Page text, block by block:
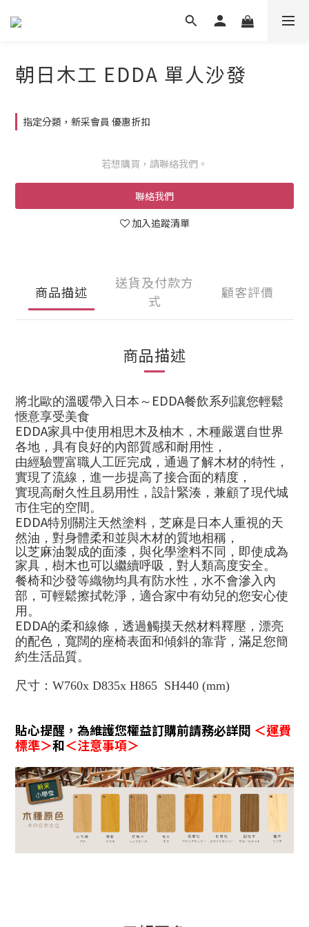
朝日木工 EDDA 單人沙發
指定分類，新采會員 優惠折扣
若想購買，請聯絡我們。
聯絡我們
加入追蹤清單
商品描述
送貨及付款方
式
顧客評價
商品描述
將北歐的溫暖帶入日本～ EDDA餐飲系列讓您輕鬆
愜意享受美食
EDDA家具中使用相思木及柚木，木種嚴選自世界
各地，具有良好的內部質感和耐用性，
由經驗豐富職人工匠完成，通過了解木材的特性，
實現了流線，進一步提高了接合面的精度，
實現高耐久性且易用性，設計緊湊，兼顧了現代城
市住宅的空間。
EDDA特別關注天然塗料，芝麻是日本人重視的天
然油，對身體柔和並與木材的質地相稱，
以芝麻油製成的面漆，與化學塗料不同，即使成為
家具，樹木也可以繼續呼吸，對人類高度安全。
餐椅和沙發等織物均具有防水性，水不會滲入內
部，可輕鬆擦拭乾淨，適合家中有幼兒的您安心使
用。
EDDA的柔和線條，透過觸摸天然材料釋壓， 漂亮
的配色 ， 寬闊的座椅表面和傾斜的靠背，滿足您簡
約生活品質。
尺寸：W760x D835x H865 SH440 (mm)
貼心提醒 ， 為維護您權益訂購前請務必詳閱 ＜運費
標準＞和＜注意事項＞